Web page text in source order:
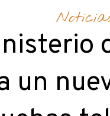
un